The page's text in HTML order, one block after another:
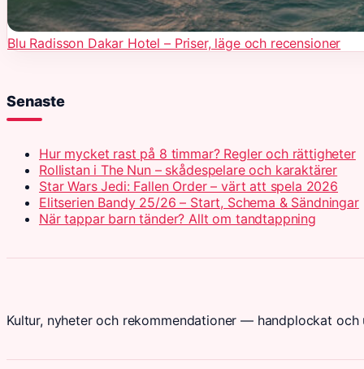
Blu Radisson Dakar Hotel – Priser, läge och recensioner
Senaste
Hur mycket rast på 8 timmar? Regler och rättigheter
Rollistan i The Nun – skådespelare och karaktärer
Star Wars Jedi: Fallen Order – värt att spela 2026
Elitserien Bandy 25/26 – Start, Schema & Sändningar
När tappar barn tänder? Allt om tandtappning
Kultur, nyheter och rekommendationer — handplockat